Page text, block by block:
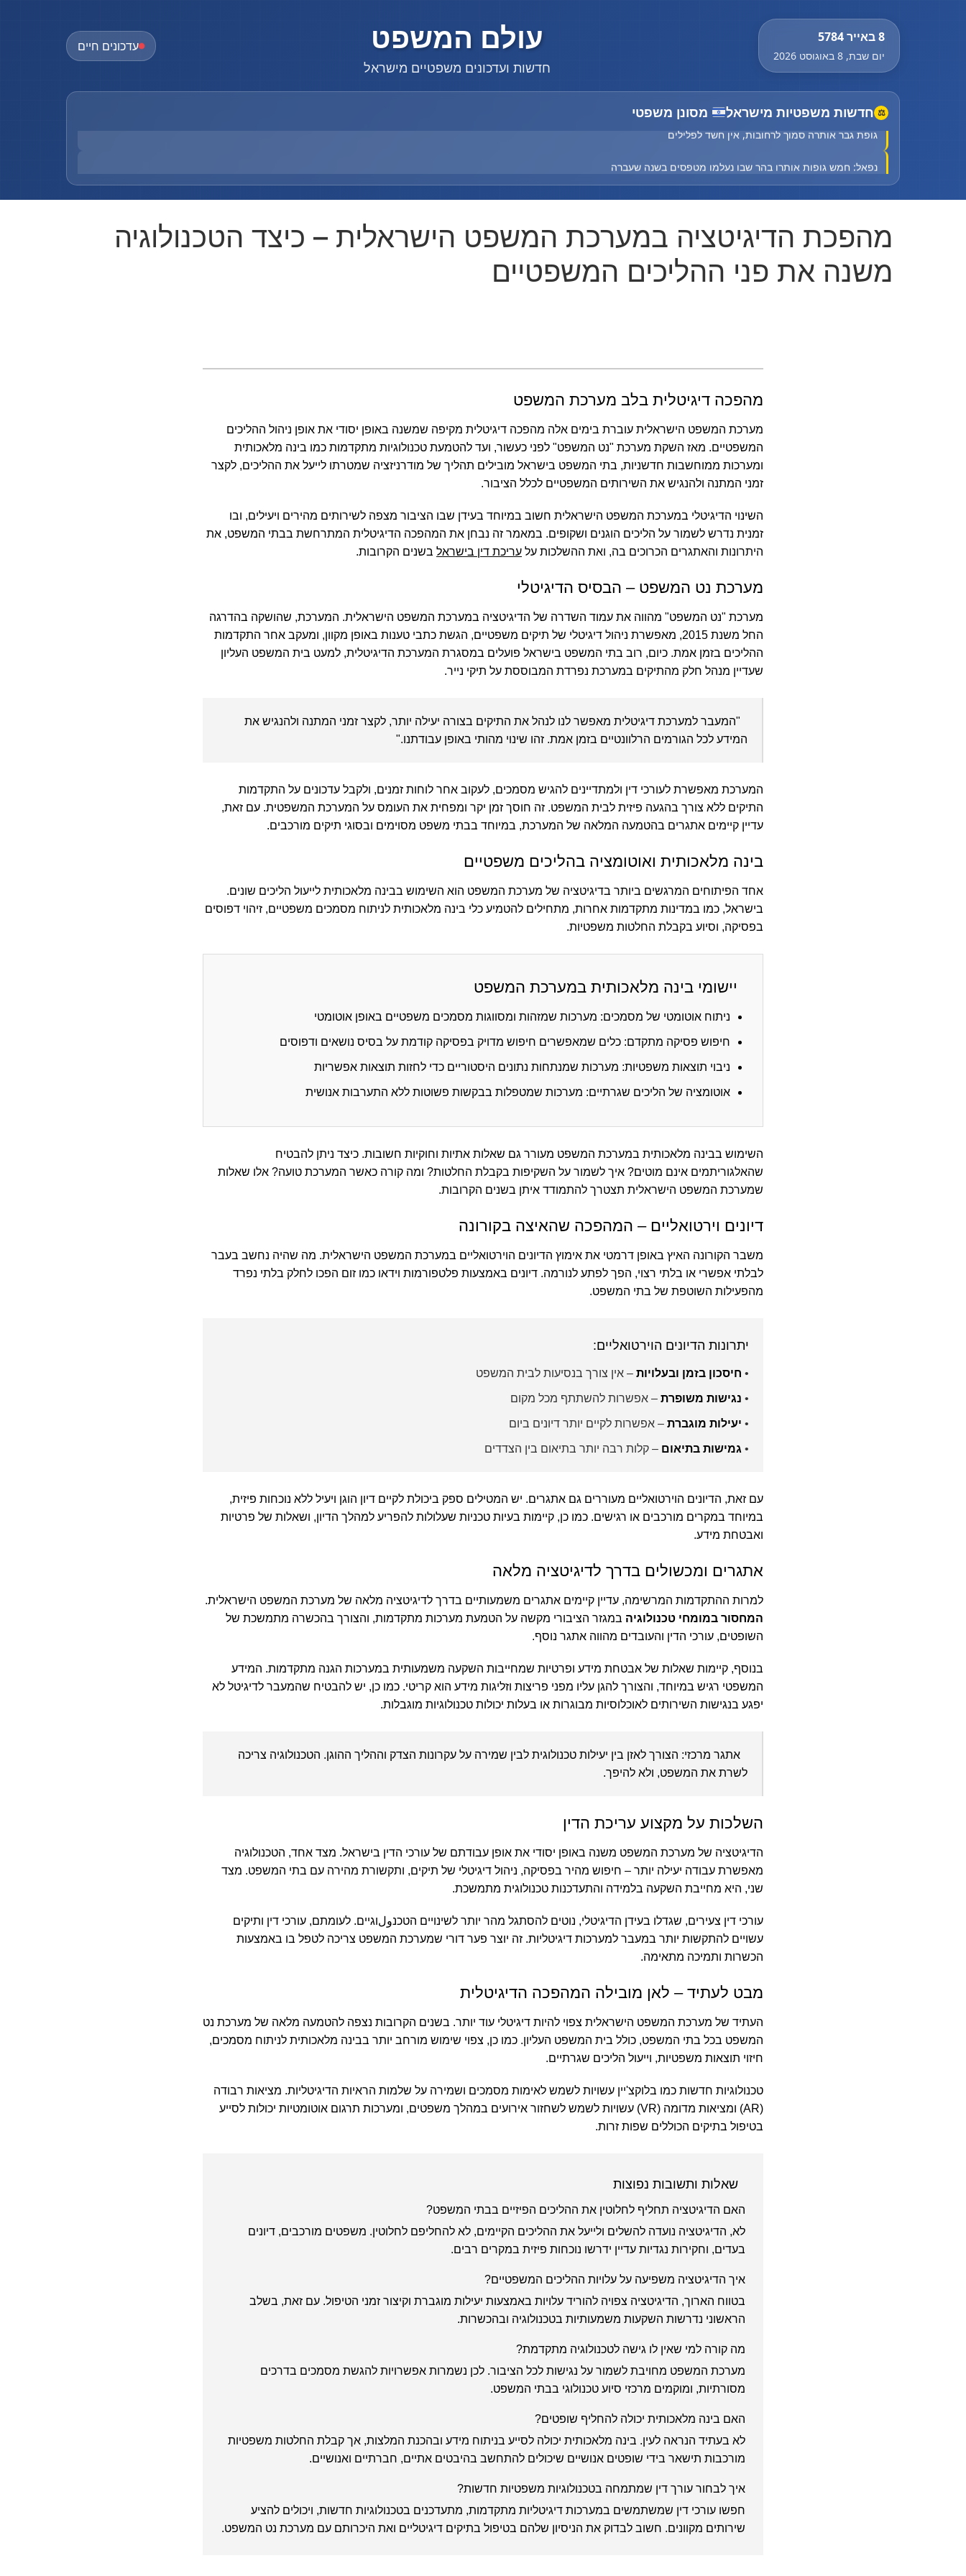
8 באייר 5784
יום שבת, 8 באוגוסט 2026 עולם המשפט
חדשות ועדכונים משפטיים מישראל
עדכונים חיים
⚖ חדשות משפטיות מישראל מסונן משפטי
גופת גבר אותרה סמוך לרחובות, אין חשד לפלילים
נפאל: חמש גופות אותרו בהר שבו נעלמו מטפסים בשנה שעברה
גופת גבר אותרה סמוך לרחובות, אין חשד לפלילים
נפאל: חמש גופות אותרו בהר שבו נעלמו מטפסים בשנה שעברה
מהפכת הדיגיטציה במערכת המשפט הישראלית – כיצד הטכנולוגיה
משנה את פני ההליכים המשפטיים
מהפכה דיגיטלית בלב מערכת המשפט
מערכת המשפט הישראלית עוברת בימים אלה מהפכה דיגיטלית מקיפה שמשנה באופן יסודי את אופן ניהול ההליכים
המשפטיים. מאז השקת מערכת "נט המשפט" לפני כעשור, ועד להטמעת טכנולוגיות מתקדמות כמו בינה מלאכותית
ומערכות ממוחשבות חדשניות, בתי המשפט בישראל מובילים תהליך של מודרניזציה שמטרתו לייעל את ההליכים, לקצר
זמני המתנה ולהנגיש את השירותים המשפטיים לכלל הציבור.
השינוי הדיגיטלי במערכת המשפט הישראלית חשוב במיוחד בעידן שבו הציבור מצפה לשירותים מהירים ויעילים, ובו
זמנית נדרש לשמור על הליכים הוגנים ושקופים. במאמר זה נבחן את המהפכה הדיגיטלית המתרחשת בבתי המשפט, את
היתרונות והאתגרים הכרוכים בה, ואת ההשלכות על עריכת דין בישראל בשנים הקרובות.
מערכת נט המשפט – הבסיס הדיגיטלי
מערכת "נט המשפט" מהווה את עמוד השדרה של הדיגיטציה במערכת המשפט הישראלית. המערכת, שהושקה בהדרגה
החל משנת 2015, מאפשרת ניהול דיגיטלי של תיקים משפטיים, הגשת כתבי טענות באופן מקוון, ומעקב אחר התקדמות
ההליכים בזמן אמת. כיום, רוב בתי המשפט בישראל פועלים במסגרת המערכת הדיגיטלית, למעט בית המשפט העליון
שעדיין מנהל חלק מהתיקים במערכת נפרדת המבוססת על תיקי נייר.
"המעבר למערכת דיגיטלית מאפשר לנו לנהל את התיקים בצורה יעילה יותר, לקצר זמני המתנה ולהנגיש את
המידע לכל הגורמים הרלוונטיים בזמן אמת. זהו שינוי מהותי באופן עבודתנו."
המערכת מאפשרת לעורכי דין ולמתדיינים להגיש מסמכים, לעקוב אחר לוחות זמנים, ולקבל עדכונים על התקדמות
התיקים ללא צורך בהגעה פיזית לבית המשפט. זה חוסך זמן יקר ומפחית את העומס על המערכת המשפטית. עם זאת,
עדיין קיימים אתגרים בהטמעה המלאה של המערכת, במיוחד בבתי משפט מסוימים ובסוגי תיקים מורכבים.
בינה מלאכותית ואוטומציה בהליכים משפטיים
אחד הפיתוחים המרגשים ביותר בדיגיטציה של מערכת המשפט הוא השימוש בבינה מלאכותית לייעול הליכים שונים.
בישראל, כמו במדינות מתקדמות אחרות, מתחילים להטמיע כלי בינה מלאכותית לניתוח מסמכים משפטיים, זיהוי דפוסים
בפסיקה, וסיוע בקבלת החלטות משפטיות.
יישומי בינה מלאכותית במערכת המשפט
ניתוח אוטומטי של מסמכים: מערכות שמזהות ומסווגות מסמכים משפטיים באופן אוטומטי
חיפוש פסיקה מתקדם: כלים שמאפשרים חיפוש מדויק בפסיקה קודמת על בסיס נושאים ודפוסים
ניבוי תוצאות משפטיות: מערכות שמנתחות נתונים היסטוריים כדי לחזות תוצאות אפשריות
אוטומציה של הליכים שגרתיים: מערכות שמטפלות בבקשות פשוטות ללא התערבות אנושית
השימוש בבינה מלאכותית במערכת המשפט מעורר גם שאלות אתיות וחוקיות חשובות. כיצד ניתן להבטיח
שהאלגוריתמים אינם מוטים? איך לשמור על השקיפות בקבלת החלטות? ומה קורה כאשר המערכת טועה? אלו שאלות
שמערכת המשפט הישראלית תצטרך להתמודד איתן בשנים הקרובות.
דיונים וירטואליים – המהפכה שהאיצה בקורונה
משבר הקורונה האיץ באופן דרמטי את אימוץ הדיונים הוירטואליים במערכת המשפט הישראלית. מה שהיה נחשב בעבר
לבלתי אפשרי או בלתי רצוי, הפך לפתע לנורמה. דיונים באמצעות פלטפורמות וידאו כמו זום הפכו לחלק בלתי נפרד
מהפעילות השוטפת של בתי המשפט.
יתרונות הדיונים הוירטואליים:
• חיסכון בזמן ובעלויות – אין צורך בנסיעות לבית המשפט
• נגישות משופרת – אפשרות להשתתף מכל מקום
• יעילות מוגברת – אפשרות לקיים יותר דיונים ביום
• גמישות בתיאום – קלות רבה יותר בתיאום בין הצדדים
עם זאת, הדיונים הוירטואליים מעוררים גם אתגרים. יש המטילים ספק ביכולת לקיים דיון הוגן ויעיל ללא נוכחות פיזית,
במיוחד במקרים מורכבים או רגישים. כמו כן, קיימות בעיות טכניות שעלולות להפריע למהלך הדיון, ושאלות של פרטיות
ואבטחת מידע.
אתגרים ומכשולים בדרך לדיגיטציה מלאה
למרות ההתקדמות המרשימה, עדיין קיימים אתגרים משמעותיים בדרך לדיגיטציה מלאה של מערכת המשפט הישראלית.
המחסור במומחי טכנולוגיה במגזר הציבורי מקשה על הטמעת מערכות מתקדמות, והצורך בהכשרה מתמשכת של
השופטים, עורכי הדין והעובדים מהווה אתגר נוסף.
בנוסף, קיימות שאלות של אבטחת מידע ופרטיות שמחייבות השקעה משמעותית במערכות הגנה מתקדמות. המידע
המשפטי רגיש במיוחד, והצורך להגן עליו מפני פריצות וזליגות מידע הוא קריטי. כמו כן, יש להבטיח שהמעבר לדיגיטל לא
יפגע בנגישות השירותים לאוכלוסיות מבוגרות או בעלות יכולות טכנולוגיות מוגבלות.
אתגר מרכזי: הצורך לאזן בין יעילות טכנולוגית לבין שמירה על עקרונות הצדק וההליך ההוגן. הטכנולוגיה צריכה
לשרת את המשפט, ולא להיפך.
השלכות על מקצוע עריכת הדין
הדיגיטציה של מערכת המשפט משנה באופן יסודי את אופן עבודתם של עורכי הדין בישראל. מצד אחד, הטכנולוגיה
מאפשרת עבודה יעילה יותר – חיפוש מהיר בפסיקה, ניהול דיגיטלי של תיקים, ותקשורת מהירה עם בתי המשפט. מצד
שני, היא מחייבת השקעה בלמידה והתעדכנות טכנולוגית מתמשכת.
עורכי דין צעירים, שגדלו בעידן הדיגיטלי, נוטים להסתגל מהר יותר לשינויים הטכנولוגיים. לעומתם, עורכי דין ותיקים
עשויים להתקשות יותר במעבר למערכות דיגיטליות. זה יוצר פער דורי שמערכת המשפט צריכה לטפל בו באמצעות
הכשרות ותמיכה מתאימה.
מבט לעתיד – לאן מובילה המהפכה הדיגיטלית
העתיד של מערכת המשפט הישראלית צפוי להיות דיגיטלי עוד יותר. בשנים הקרובות נצפה להטמעה מלאה של מערכת נט
המשפט בכל בתי המשפט, כולל בית המשפט העליון. כמו כן, צפוי שימוש מורחב יותר בבינה מלאכותית לניתוח מסמכים,
חיזוי תוצאות משפטיות, וייעול הליכים שגרתיים.
טכנולוגיות חדשות כמו בלוקצ'יין עשויות לשמש לאימות מסמכים ושמירה על שלמות הראיות הדיגיטליות. מציאות רבודה
(AR) ומציאות מדומה (VR) עשויות לשמש לשחזור אירועים במהלך משפטים, ומערכות תרגום אוטומטיות יכולות לסייע
בטיפול בתיקים הכוללים שפות זרות.
שאלות ותשובות נפוצות
האם הדיגיטציה תחליף לחלוטין את ההליכים הפיזיים בבתי המשפט?
לא, הדיגיטציה נועדה להשלים ולייעל את ההליכים הקיימים, לא להחליפם לחלוטין. משפטים מורכבים, דיונים
בעדים, וחקירות נגדיות עדיין ידרשו נוכחות פיזית במקרים רבים.
איך הדיגיטציה משפיעה על עלויות ההליכים המשפטיים?
בטווח הארוך, הדיגיטציה צפויה להוריד עלויות באמצעות יעילות מוגברת וקיצור זמני הטיפול. עם זאת, בשלב
הראשוני נדרשות השקעות משמעותיות בטכנולוגיה ובהכשרות.
מה קורה למי שאין לו גישה לטכנולוגיה מתקדמת?
מערכת המשפט מחויבת לשמור על נגישות לכל הציבור. לכן נשמרות אפשרויות להגשת מסמכים בדרכים
מסורתיות, ומוקמים מרכזי סיוע טכנולוגי בבתי המשפט.
האם בינה מלאכותית יכולה להחליף שופטים?
לא בעתיד הנראה לעין. בינה מלאכותית יכולה לסייע בניתוח מידע ובהכנת המלצות, אך קבלת החלטות משפטיות
מורכבות תישאר בידי שופטים אנושיים שיכולים להתחשב בהיבטים אתיים, חברתיים ואנושיים.
איך לבחור עורך דין שמתמחה בטכנולוגיות משפטיות חדשות?
חפשו עורכי דין שמשתמשים במערכות דיגיטליות מתקדמות, מתעדכנים בטכנולוגיות חדשות, ויכולים להציע
שירותים מקוונים. חשוב לבדוק את הניסיון שלהם בטיפול בתיקים דיגיטליים ואת היכרותם עם מערכת נט המשפט.